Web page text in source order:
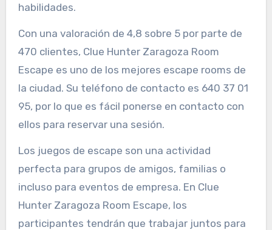
habilidades.
Con una valoración de 4,8 sobre 5 por parte de
470 clientes, Clue Hunter Zaragoza Room
Escape es uno de los mejores escape rooms de
la ciudad. Su teléfono de contacto es 640 37 01
95, por lo que es fácil ponerse en contacto con
ellos para reservar una sesión.
Los juegos de escape son una actividad
perfecta para grupos de amigos, familias o
incluso para eventos de empresa. En Clue
Hunter Zaragoza Room Escape, los
participantes tendrán que trabajar juntos para